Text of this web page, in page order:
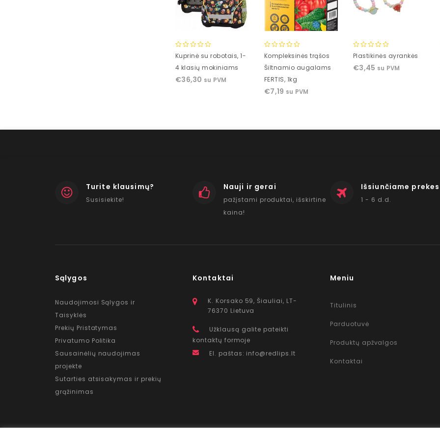
0
of
5
Kuprinė su robotais, 1-
4 klasių mokiniams
€36,30 su PVM
0
of
5
Kompleksinės trąšos
Šiltnamio augalams
FERTIS, 1kg
€7,19 su PVM
0
of
Plastikinės ayrankės
€3,45 su PVM
Turite klausimų?
Susisiekite!
Nauji ir gerai
pažįstami produktai, išskirtine
kaina!
Išsiunčiame
1 - 6 d.d.
Sąlygos
Naudojimosi Sąlygos ir
Taisyklės
Prekių Pristatymas
Privatumo Politika
Sausainėlių naudojimas
projekte
Sutarties atsisakymas ir prekių
grąžinimas
Kontaktai
K. Korsako 59, Šiauliai, LT-
76370 Lietuva
Užklausą galite pateikti
kontaktų formoje
El. paštas: info@redlips.lt
Meniu
Titulinis
Parduotuvė
Produktų apžvalgos
Kontaktai